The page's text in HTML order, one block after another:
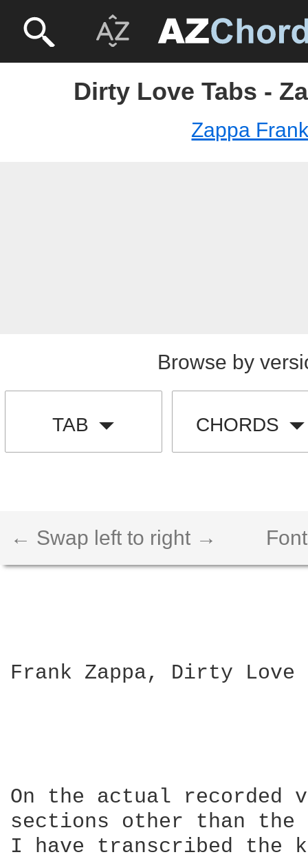
Dirty Love Tabs -
Zappa
Browse by
TAB CHORDS
← Swap left to right →
Frank Zappa, Dirty Love
On the actual recorded
sections other than
I have transcribed the